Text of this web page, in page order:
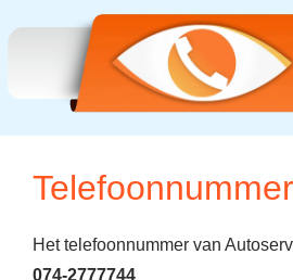
Telefoonnummer
Het telefoonnummer van
074-2777744